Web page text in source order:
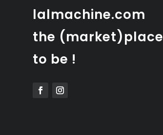
lalmachine.com
the (market)place
to be !